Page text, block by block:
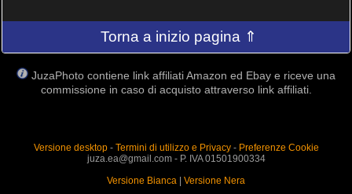
Torna a inizio pagina ⇑
JuzaPhoto contiene link affiliati Amazon ed Ebay e riceve una
commissione in caso di acquisto attraverso link affiliati.
Versione desktop- Termini di utilizzo e Privacy- Preferenze Cookie
juza.ea@gmail.com - P. IVA 01501900334
Versione Bianca
Versione Nera